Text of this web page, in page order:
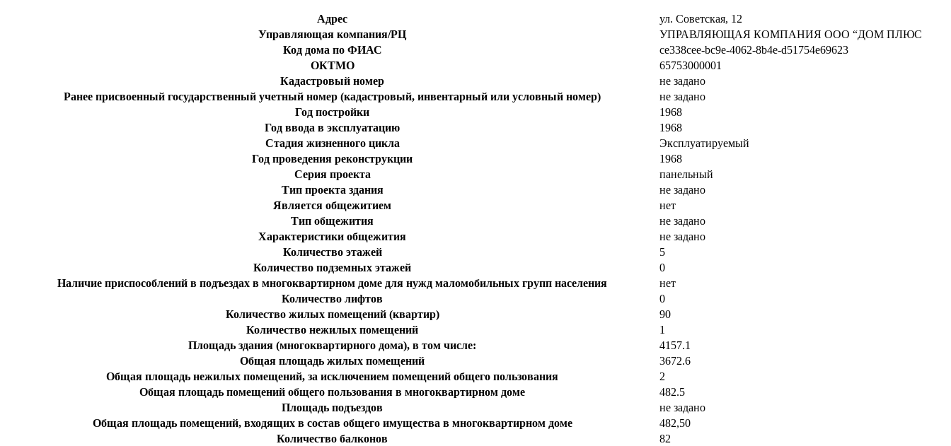
Адрес
ул. Советская, 12
Управляющая компания/РЦ
УПРАВЛЯЮЩАЯ КОМПАНИЯ ООО “ДОМ ПЛЮС
Код дома по ФИАС
ce338cee-bc9e-4062-8b4e-d51754e69623
ОКТМО
65753000001
Кадастровый номер
не задано
Ранее присвоенный государственный учетный номер (кадастровый, инвентарный или условный номер)
не задано
Год постройки
1968
Год ввода в эксплуатацию
1968
Стадия жизненного цикла
Эксплуатируемый
Год проведения реконструкции
1968
Серия проекта
панельный
Тип проекта здания
не задано
Является общежитием
нет
Тип общежития
не задано
Характеристики общежития
не задано
Количество этажей
5
Количество подземных этажей
0
Наличие приспособлений в подъездах в многоквартирном доме для нужд маломобильных групп населения
нет
Количество лифтов
0
Количество жилых помещений (квартир)
90
Количество нежилых помещений
1
Площадь здания (многоквартирного дома), в том числе:
4157.1
Общая площадь жилых помещений
3672.6
Общая площадь нежилых помещений, за исключением помещений общего пользования
2
Общая площадь помещений общего пользования в многоквартирном доме
482.5
Площадь подъездов
не задано
Общая площадь помещений, входящих в состав общего имущества в многоквартирном доме
482,50
Количество балконов
82